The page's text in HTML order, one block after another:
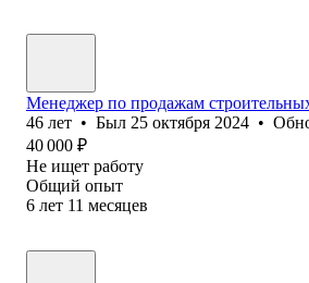
Менеджер по продажам
46 лет • Был 25 октября 2024 •
40 000 ₽
Не ищет работу
Общий опыт
6 лет 11 месяцев